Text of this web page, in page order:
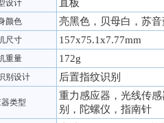
设计 直板
颜色 亮黑色，贝母白，苏
尺寸 157x75.1x7.77mm
重量 172g
别设计 后置指纹识别
类型
重力感应器，光线传
别，陀螺仪，指南针